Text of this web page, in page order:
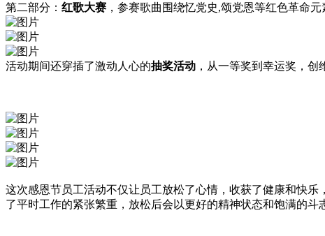
第二部分： 红歌大赛 ，参赛歌曲围绕忆党史,颂党恩等红色革命
活动期间还穿插了激动人心的抽奖活动 ，从一等奖到幸运奖，
这次感恩节员工活动不仅让员工放松了心情，收获了健康和快
了平时工作的紧张繁重，放松后会以更好的精神状态和饱满的